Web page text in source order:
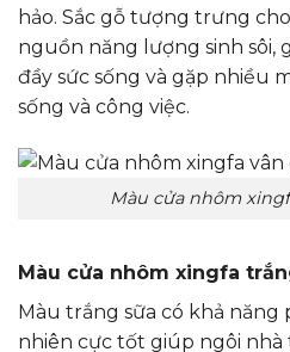
hảo. Sắc gỗ tượng trưng
nguồn năng lượng sinh sôi,
đầy sức sống và gặp nhiều
sống và công việc.
Màu cửa nhôm
Màu cửa nhôm xingfa
Màu trắng sữa có khả năng
nhiên cực tốt giúp ngôi nhà